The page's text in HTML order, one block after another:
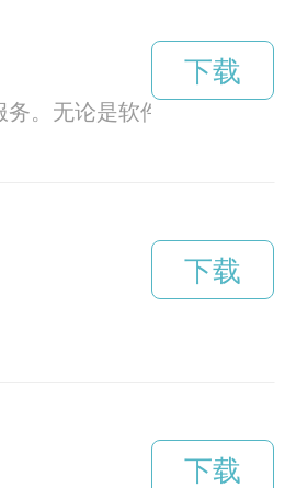
。无论是软件、游戏还是音
下载
下载
下载